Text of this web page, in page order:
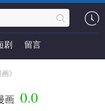
剧 留言
》
画 0.0